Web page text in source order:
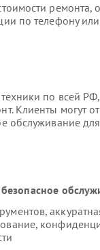
ремонта,
по телефону
по всей
Клиенты могут
обслуживание